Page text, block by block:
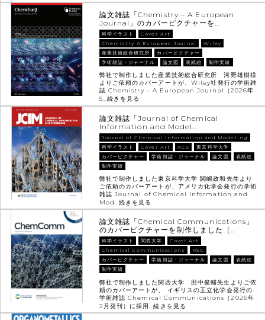
論文雑誌「Chemistry – A European
Journal」のカバーピクチャーを…
科学イラスト
Cover Art
Chemistry A European Journal
Wiley
産業技術総合研究所
カバーピクチャー
学術雑誌・ジャーナル
論文図 表紙絵 制作実績
弊社で制作しました産業技術総合研究所 河野雄樹様
よりご依頼のカバーアートが、Wiley社発行の学術雑
誌 Chemistry – A European Journal（2026年
5…続きを見る
論文雑誌「Journal of Chemical
Information and Model…
Journal of Chemical Information and Modeling
科学イラスト
Cover Art ACS
東京科学大学
カバーピクチャー
学術雑誌・ジャーナル 論文図
表紙絵
制作実績
弊社で制作しました東京科学大学 関嶋政和先生より
ご依頼のカバーアートが、アメリカ化学会発行の学術
雑誌 Journal of Chemical Information and
Mod…続きを見る
論文雑誌「Chemical Communications」
のカバーピクチャーを制作しました［…
科学イラスト 関西大学
Cover Art
Chemical Communications
RSC
カバーピクチャー
学術雑誌・ジャーナル 論文図
表紙絵
制作実績
弊社で制作しました関西大学 田中俊輔先生よりご依
頼のカバーアートが、 イギリスの王立化学会発行の
学術雑誌 Chemical Communications（2026年
2月発刊）に採用…続きを見る